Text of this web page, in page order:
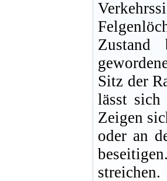
Sitz der
lässt sich
Zeigen
oder an
streichen.